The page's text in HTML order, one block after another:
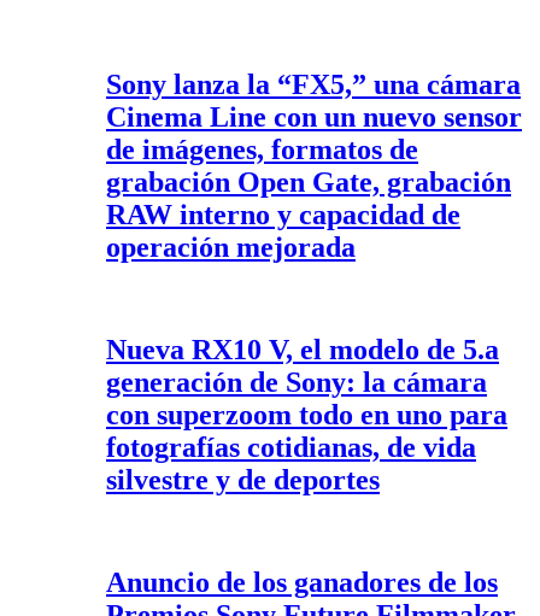
Sony lanza la “FX5,” una cámara
Cinema Line con un nuevo sensor
de imágenes, formatos de
grabación Open Gate, grabación
RAW interno y capacidad de
operación mejorada
Nueva RX10 V, el modelo de 5.a
generación de Sony: la cámara
con superzoom todo en uno para
fotografías cotidianas, de vida
silvestre y de deportes
Anuncio de los ganadores de los